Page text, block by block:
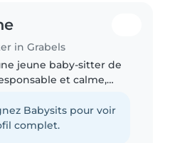
in Grabels
jeune baby-sitter de
et calme,
je n'ai pas encore
professionnelle, j'ai
Babysits pour voir
complet.